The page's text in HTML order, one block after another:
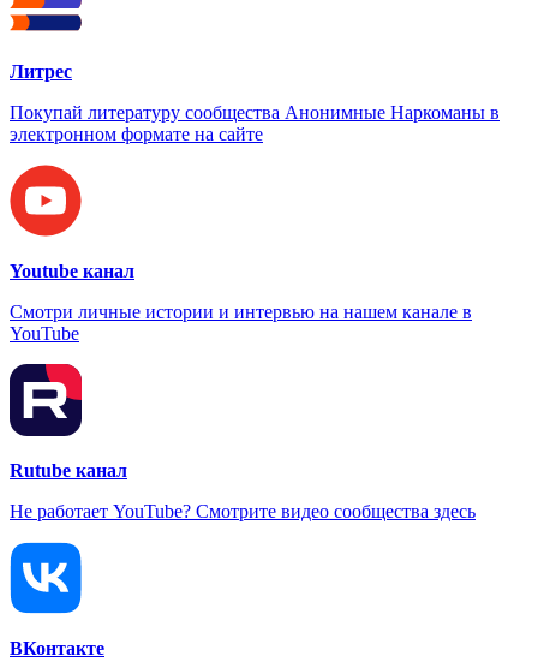
Литрес
Покупай литературу сообщества Анонимные Наркоманы в
электронном формате на сайте
Youtube канал
Смотри личные истории и интервью на нашем канале в
YouTube
Rutube канал
Не работает YouTube? Смотрите видео сообщества здесь
ВКонтакте